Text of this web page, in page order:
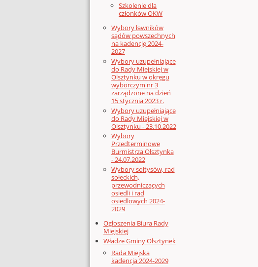
Szkolenie dla
członków OKW
Wybory ławników
sądów powszechnych
na kadencję 2024-
2027
Wybory uzupełniające
do Rady Miejskiej w
Olsztynku w okręgu
wyborczym nr 3
zarządzone na dzień
15 stycznia 2023 r.
Wybory uzupełniające
do Rady Miejskiej w
Olsztynku - 23.10.2022
Wybory
Przedterminowe
Burmistrza Olsztynka
- 24.07.2022
Wybory sołtysów, rad
sołeckich,
przewodniczących
osiedli i rad
osiedlowych 2024-
2029
Ogłoszenia Biura Rady
Miejskiej
Władze Gminy Olsztynek
Rada Miejska
kadencja 2024-2029